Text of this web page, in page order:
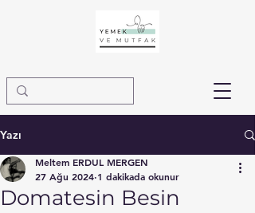
Yazı
Domatesin Besin
Meltem ERDUL MERGEN
27 Ağu 2024 1 dakikada okunur